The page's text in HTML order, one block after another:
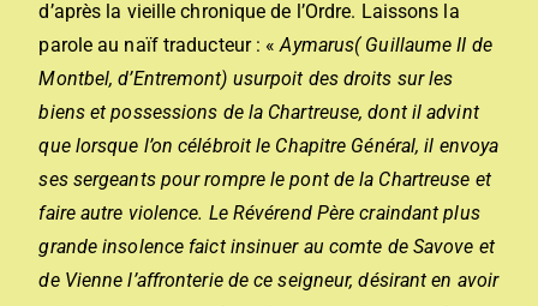
d’après la vieille chronique de l’Ordre. Laissons la
parole au naïf traducteur : «Aymarus( Guillaume II de
Montbel, d’Entremont) usurpoit des droits sur les
biens et possessions de la Chartreuse, dont il advint
que lorsque l’on célébroit le Chapitre Général, il envoya
ses sergeants pour rompre le pont de la Chartreuse et
faire autre violence. Le Révérend Père craindant plus
grande insolence faict insinuer au comte de Savove et
de Vienne l’affronterie de ce seigneur, désirant en avoir